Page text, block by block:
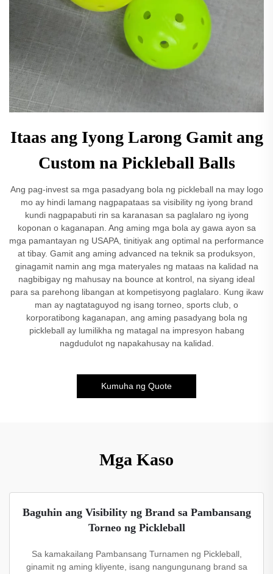
Itaas ang Iyong Larong Gamit ang
Custom na Pickleball Balls
Ang pag-invest sa mga pasadyang bola ng pickleball na may logo
mo ay hindi lamang nagpapataas sa visibility ng iyong brand
kundi nagpapabuti rin sa karanasan sa paglalaro ng iyong
koponan o kaganapan. Ang aming mga bola ay gawa ayon sa
mga pamantayan ng USAPA, tinitiyak ang optimal na performance
at tibay. Gamit ang aming advanced na teknik sa produksyon,
ginagamit namin ang mga materyales ng mataas na kalidad na
nagbibigay ng mahusay na bounce at kontrol, na siyang ideal
para sa parehong libangan at kompetisyong paglalaro. Kung ikaw
man ay nagtataguyod ng isang torneo, sports club, o
korporatibong kaganapan, ang aming pasadyang bola ng
pickleball ay lumilikha ng matagal na impresyon habang
nagdudulot ng napakahusay na kalidad.
Kumuha ng Quote
Mga Kaso
Baguhin ang Visibility ng Brand sa Pambansang
Torneo ng Pickleball
Sa kamakailang Pambansang Turnamen ng Pickleball,
ginamit ng aming kliyente, isang nangungunang brand sa